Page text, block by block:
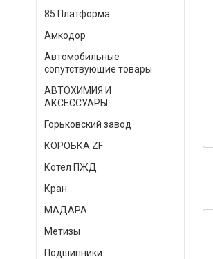
85 Платформа
Амкодор
Автомобильные
сопутствующие товары
АВТОХИМИЯ И
АКСЕССУАРЫ
Горьковский завод
КОРОБКА ZF
Котел ПЖД
Кран
МАДАРА
Метизы
Подшипники
Н.НОВГОРОД
20691g
в наличии
69,00 Р
В корзину